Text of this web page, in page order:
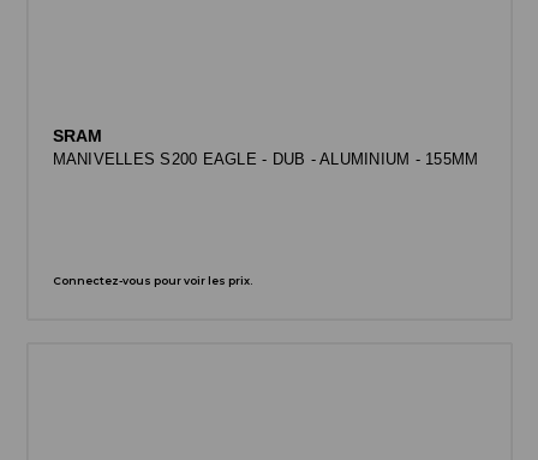
SRAM
MANIVELLES S200 EAGLE - DUB - ALUMINIUM - 155MM
Connectez-vous pour voir les prix.